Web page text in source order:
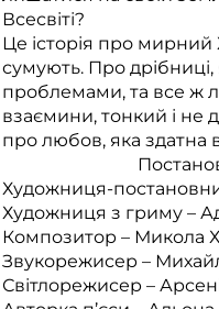
Всесвіті?
Це історія про мирний
сумують. Про
проблемами, та все ж
взаємини, тонкий і не
про любов, яка здатна
Художниця-
Художниця з гриму –
Композитор – Микола
Звукорежисер –
Світлорежисер –